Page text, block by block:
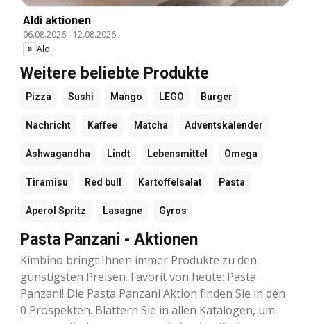
Aldi aktionen
06.08.2026- 12.08.2026
Aldi
Weitere beliebte Produkte
Pizza Sushi Mango LEGO Burger
Nachricht Kaffee Matcha Adventskalender
Ashwagandha Lindt Lebensmittel Omega
Tiramisu Red bull Kartoffelsalat Pasta
Aperol Spritz Lasagne Gyros
Pasta Panzani - Aktionen
Kimbino bringt Ihnen immer Produkte zu den
günstigsten Preisen. Favorit von heute: Pasta
Panzani! Die Pasta Panzani Aktion finden Sie in den
0 Prospekten. Blättern Sie in allen Katalogen, um